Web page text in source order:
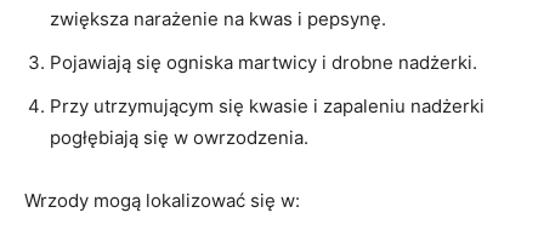
zwiększa narażenie na kwas i pepsynę.
Pojawiają się ogniska martwicy i drobne nadżerki.
Przy utrzymującym się kwasie i zapaleniu nadżerki
pogłębiają się w owrzodzenia.
Wrzody mogą lokalizować się w: